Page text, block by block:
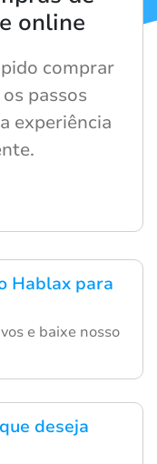
Hablax para
e baixe nosso
deseja
online
comprar
passos
experiência